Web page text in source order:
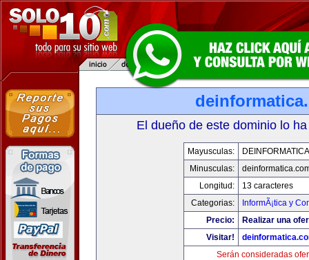
El dueño de este dominio lo
Mayusculas:
Minusculas:
Longitud:
13 caracteres
Categorias:
InformÃ¡tica y
Precio:
Realizar una
Visitar!
Serán consideradas